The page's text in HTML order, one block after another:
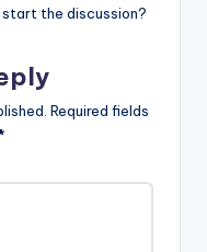
start the discussion?
Required fields